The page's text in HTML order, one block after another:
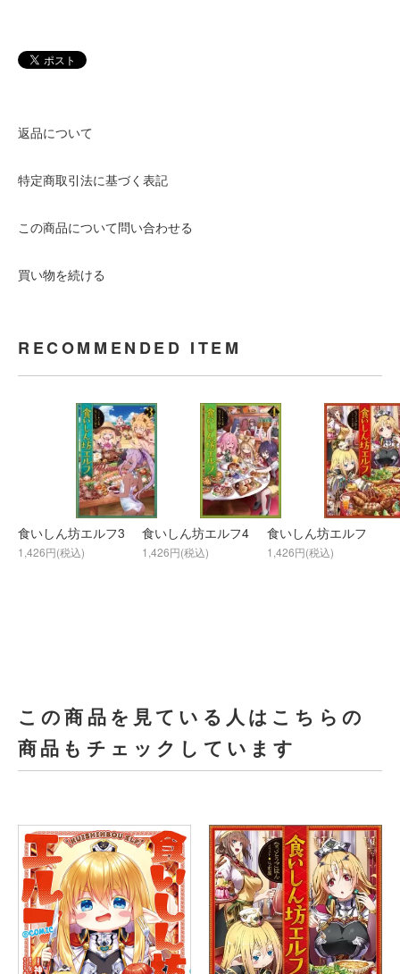
返品について
特定商取引法に基づく表記
この商品について問い合わせる
買い物を続ける
RECOMMENDED ITEM
食いしん坊エルフ3
1,426円(税込)
食いしん坊エルフ4
1,426円(税込)
食いしん坊エルフ
1,426円(税込)
この商品を見ている人はこちらの
商品もチェックしています